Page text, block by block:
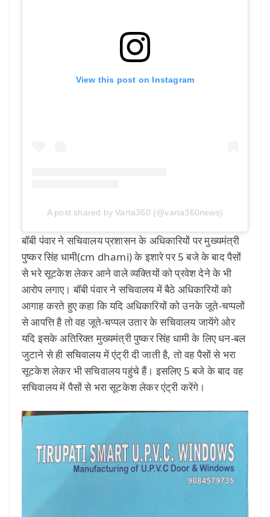
View this post on Instagram
A post shared by Varta360 (@varta360news)
बॉबी पंवार ने सचिवालय प्रशासन के अधिकारियों पर मुख्यमंत्री
पुष्कर सिंह धामी(cm dhami) के इशारे पर 5 बजे के बाद पैसों
से भरे सूटकेश लेकर आने वाले व्यक्तियों को प्रवेश देने के भी
आरोप लगाए। बॉबी पंवार ने सचिवालय में बैठे अधिकारियों को
आगाह करते हुए कहा कि यदि अधिकारियों को उनके जूते-चप्पलों
से आपत्ति है तो वह जूते-चप्पल उतार के सचिवालय जायेंगे ओर
यदि इसके अतिरिक्त मुख्यमंत्री पुष्कर सिंह धामी के लिए धन-बल
जुटाने से ही सचिवालय में एंट्री दी जाती है, तो वह पैसों से भरा
सूटकेश लेकर भी सचिवालय पहुंचे हैं। इसलिए 5 बजे के बाद वह
सचिवालय में पैसों से भरा सूटकेश लेकर एंट्री करेंगे।